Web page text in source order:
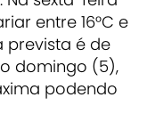
entre 16°C e
prevista é de
domingo (5),
podendo